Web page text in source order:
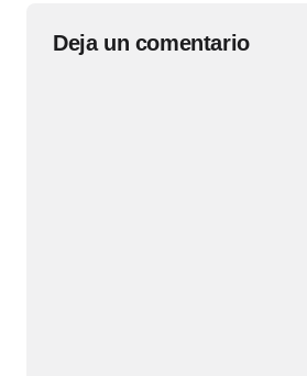
Deja un comentario